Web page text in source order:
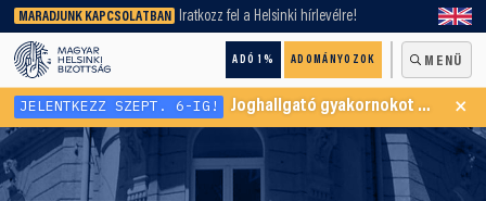
MARADJUNK KAPCSOLATBAN Iratkozz fel a Helsinki hírlevélre!
ADÓ 1% ADOMÁNYOZOK MENÜ
keresőnket!
JELENTKEZZ SZEPT. 6-IG! Joghallgató gyakornokot keresünk Menekültügyi Programunkba ×